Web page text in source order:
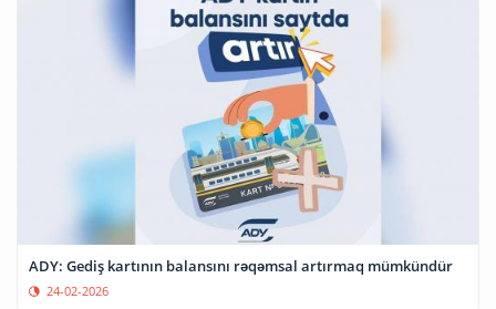
ADY: Gediş kartının balansını rəqəmsal artırmaq mümkündür
24-02-2026